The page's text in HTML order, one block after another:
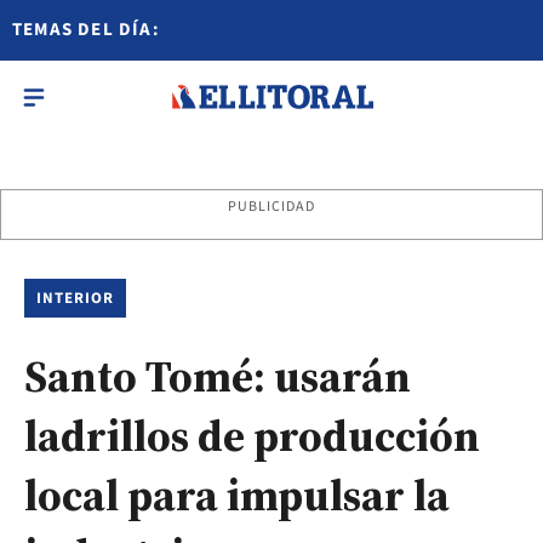
TEMAS DEL DÍA:
PUBLICIDAD
INTERIOR
Santo Tomé: usarán
ladrillos de producción
local para impulsar la